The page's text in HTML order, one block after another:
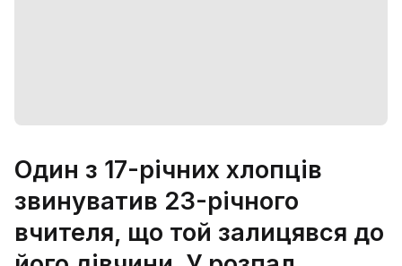
Один з 17-річних хлопців
звинуватив 23-річного
вчителя, що той залицявся до